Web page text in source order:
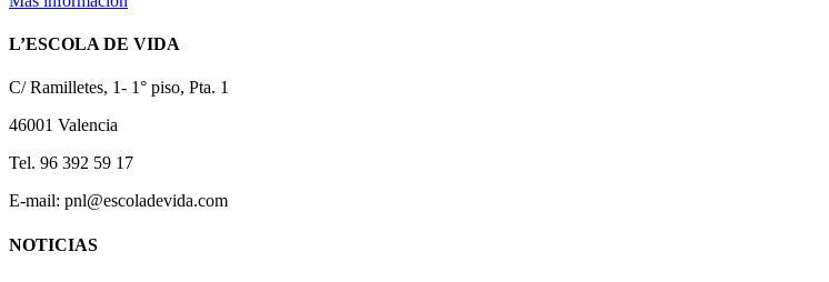
L’ESCOLA DE VIDA
C/ Ramilletes, 1- 1° piso, Pta. 1
46001 Valencia
Tel. 96 392 59 17
E-mail: pnl@escoladevida.com
NOTICIAS